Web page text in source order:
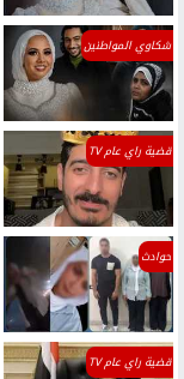
شكاوي المواطنين
قضية راي عام TV
حوادث
قضية راي عام TV